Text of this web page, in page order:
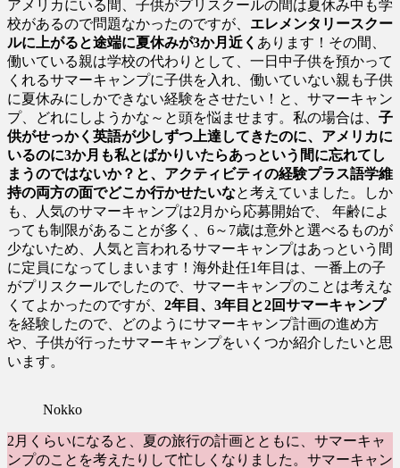
アメリカにいる間、子供がプリスクールの間は夏休み中も学
校があるので問題なかったのですが、 エレメンタリースクー
ルに上がると途端に夏休みが3か月近く あります！その間、
働いている親は学校の代わりとして、一日中子供を預かって
くれるサマーキャンプに子供を入れ、働いていない親も子供
に夏休みにしかできない経験をさせたい！と、サマーキャン
プ、どれにしようかな～と頭を悩ませます。私の場合は、 子
供がせっかく英語が少しずつ上達してきたのに、アメリカに
いるのに3か月も私とばかりいたらあっという間に忘れてし
まうのではないか？と、アクティビティの経験プラス語学維
持の両方の面でどこか行かせたいなと考えていました。しか
も、人気のサマーキャンプは2月から応募開始で、 年齢によ
っても制限があることが多く、6～7歳は意外と選べるものが
少ないため、人気と言われるサマーキャンプはあっという間
に定員になってしまいます！海外赴任1年目は、一番上の子
がプリスクールでしたので、サマーキャンプのことは考えな
くてよかったのですが、 2年目、3年目と2回サマーキャンプ
を経験したので、どのようにサマーキャンプ計画の進め方
や、子供が行ったサマーキャンプをいくつか紹介したいと思
います。
Nokko
2月くらいになると、夏の旅行の計画とともに、サマーキャ
ンプのことを考えたりして忙しくなりました。サマーキャン